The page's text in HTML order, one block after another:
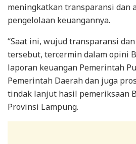
meningkatkan transparansi dan
pengelolaan keuangannya.
“Saat ini, wujud transparansi
tersebut, tercermin dalam opini
laporan keuangan Pemerintah
Pemerintah Daerah dan juga
tindak lanjut hasil pemeriksaan
Provinsi Lampung.